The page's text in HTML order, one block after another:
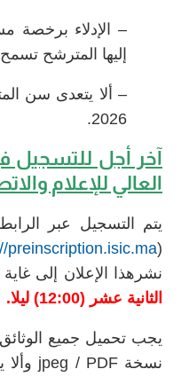
– الإدلاء برخصة
إليها المترشح تسمح
2026.
آخر أجل للتسجيل
العالي للإعلام
يتم التسجيل عبر
(
preinscription.isic.ma
نشرهذا الإعلان إلى غاية
الثانية عشر (12:00) ليلا.
يجب تحميل جميع